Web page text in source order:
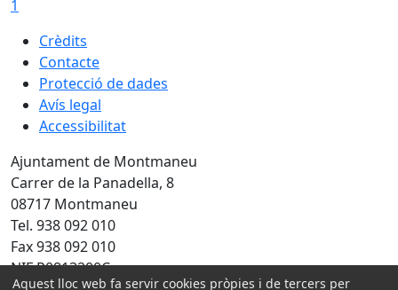
1
Crèdits
Contacte
Protecció de dades
Avís legal
Accessibilitat
Ajuntament de Montmaneu
Carrer de la Panadella, 8
08717 Montmaneu
Tel. 938 092 010
Fax 938 092 010
NIF P0813200C
Aquest lloc web fa servir cookies pròpies i de tercers per